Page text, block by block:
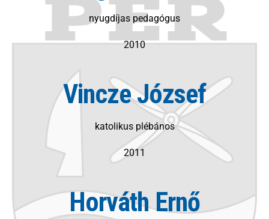
nyugdíjas pedagógus
2010
Vincze József
katolikus plébános
2011
Horváth Ernő